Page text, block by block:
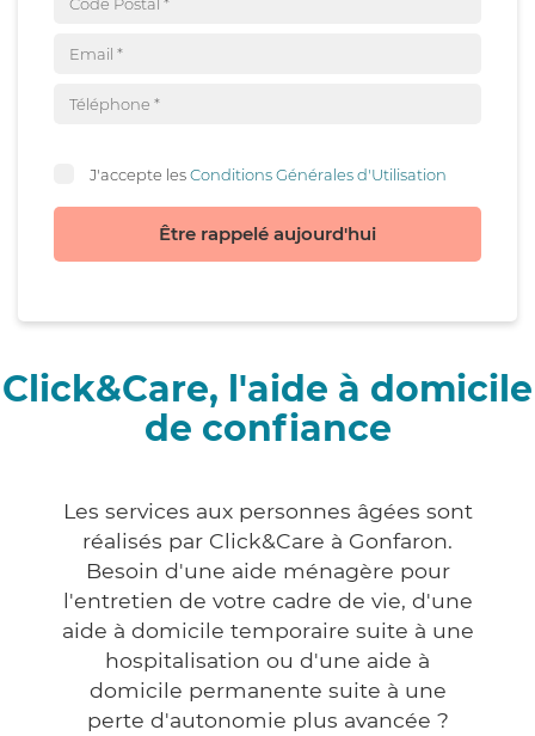
J'accepte lesConditions Générales d'Utilisation
Être rappelé aujourd'hui
Click&Care, l'aide à domicile
de confiance
Les services aux personnes âgées sont
réalisés par Click&Care à Gonfaron.
Besoin d'une aide ménagère pour
l'entretien de votre cadre de vie, d'une
aide à domicile temporaire suite à une
hospitalisation ou d'une aide à
domicile permanente suite à une
perte d'autonomie plus avancée ?